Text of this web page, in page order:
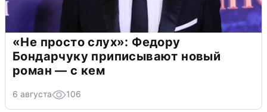
«Не просто слух»: Федору
Бондарчуку приписывают новый
роман — с кем
6 августа 106